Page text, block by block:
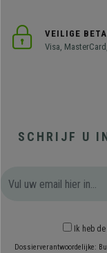
VEILIGE
Visa,
SCHRIJF U
Ik heb
Dossierverantwoordelijke: